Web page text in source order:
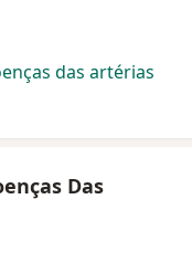
das artérias
Das